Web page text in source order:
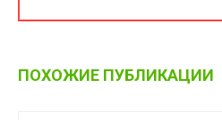
ПОХОЖИЕ ПУБЛИКАЦИИ